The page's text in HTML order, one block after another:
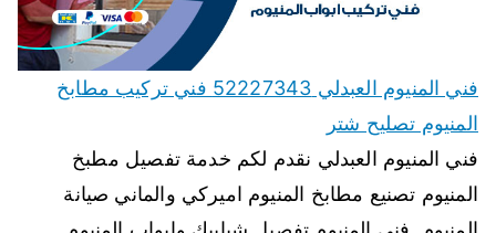
فني المنيوم العبدلي 52227343 فني تركيب مطابخ
المنيوم تصليح شتر
فني المنيوم العبدلي نقدم لكم خدمة تفصيل مطبخ
المنيوم تصنيع مطابخ المنيوم اميركي والماني صيانة